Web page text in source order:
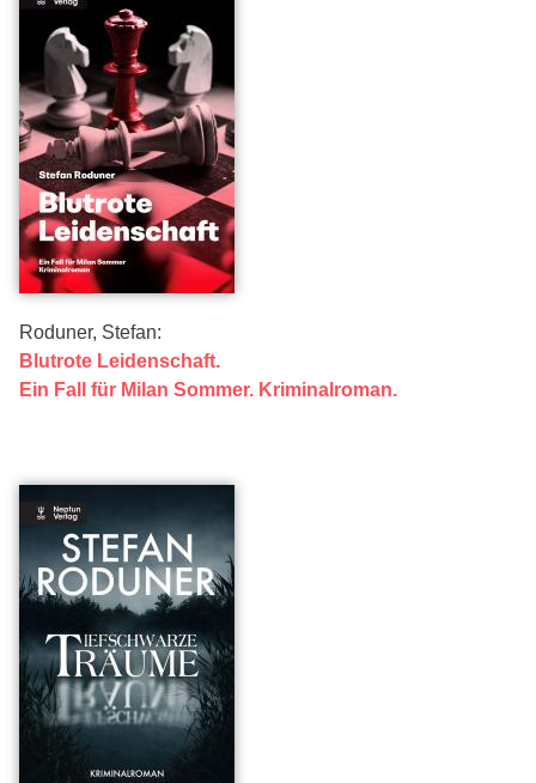
Roduner, Stefan:
Blutrote Leidenschaft.
Ein Fall für Milan Sommer. Kriminalroman.